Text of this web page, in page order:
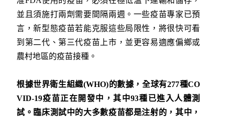
並且須施打兩劑需要間隔兩週。一些疫苗專家已預
言，新型態疫苗若能克服這些局限性，將很快可看
到第二代、第三代疫苗上市，並更容易適應偏鄉或
農村地區的疫苗接種。
根據世界衛生組織(WHO)的數據，全球有277種CO
VID-19疫苗正在開發中，其中93種已進入人體測
試。臨床測試中的大多數疫苗都是注射的，其中，